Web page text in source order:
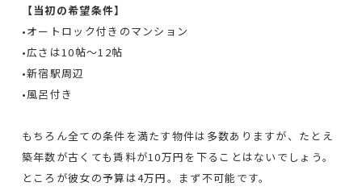
【当初の希望条件】
•オートロック付きのマンション
•広さは10帖～12帖
•新宿駅周辺
•風呂付き
もちろん全ての条件を満たす物件は多数ありますが、たとえ
築年数が古くても賃料が10万円を下ることはないでしょう。
ところが彼女の予算は4万円。まず不可能です。